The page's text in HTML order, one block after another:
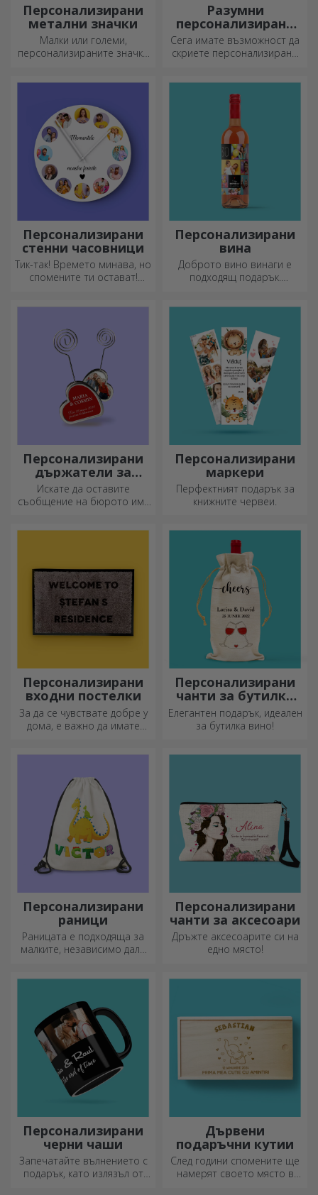
Персонализирани
метални значки
Малки или големи,
персонализираните значки
който носи късмет, усмивки
и добро настроение!
Разумни
персонализирани
поздравителни
картички и
картички
Сега имате възможност да
скриете персонализирано
независимо от повода.
Персонализирани
стенни часовници
Тик-так! Времето минава, но
спомените ти остават!
Персонализирани
вина
Доброто вино винаги е
подходящ подарък.
Персонализирани
държатели за
съобщения
Искате да оставите
съобщение на бюрото им?
Персонализирани
маркери
Перфектният подарък за
книжните червеи.
Персонализирани
входни постелки
За да се чувствате добре у
дома, е важно да имате
килими!
Персонализирани
чанти за бутилки
вино
Елегантен подарък, идеален
за бутилка вино!
Персонализирани
раници
Раницата е подходяща за
малките, независимо дали
добре подхожда на вашето
дете!
Персонализирани
чанти за аксесоари
Дръжте аксесоарите си на
едно място!
Персонализирани
черни чаши
Запечатайте вълнението с
подарък, като излязъл от
Дървени
подаръчни кутии
След години спомените ще
намерят своето място в